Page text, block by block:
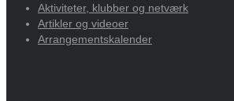
Aktiviteter, klubber og netværk
Artikler og videoer
Arrangementskalender